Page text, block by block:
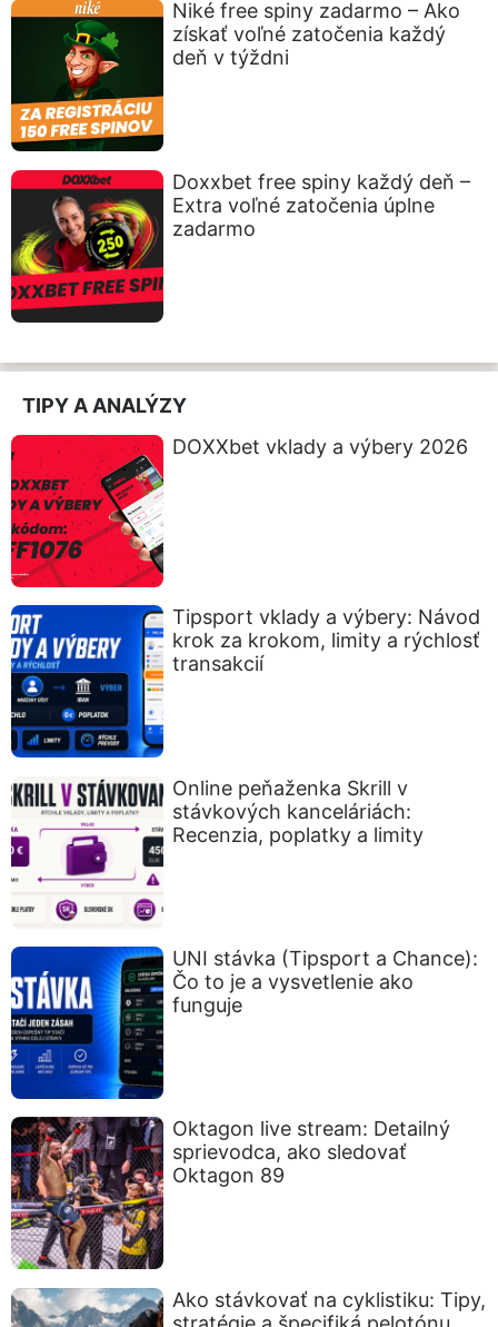
Niké free spiny zadarmo – Ako
získať voľné zatočenia každý
deň v týždni
Doxxbet free spiny každý deň –
Extra voľné zatočenia úplne
zadarmo
TIPY A ANALÝZY
DOXXbet vklady a výbery 2026
Tipsport vklady a výbery: Návod
krok za krokom, limity a rýchlosť
transakcií
Online peňaženka Skrill v
stávkových kanceláriách:
Recenzia, poplatky a limity
UNI stávka (Tipsport a Chance):
Čo to je a vysvetlenie ako
funguje
Oktagon live stream: Detailný
sprievodca, ako sledovať
Oktagon 89
Ako stávkovať na cyklistiku: Tipy,